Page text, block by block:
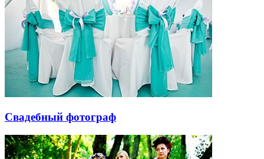
Свадебный фотограф